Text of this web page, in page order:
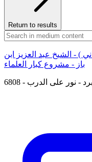
Return to results
) - الشيخ عبد العزيز ابن
باز - مشروع كبار العلماء
- نور على الدرب